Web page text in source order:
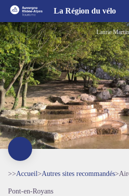
La Région du vélo
Laurie Martin
>>Accueil>Autres sites recommandés>
Pont-en-Royans